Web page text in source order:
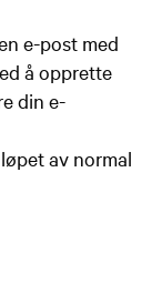
e-post med
å opprette
din e-
av normal